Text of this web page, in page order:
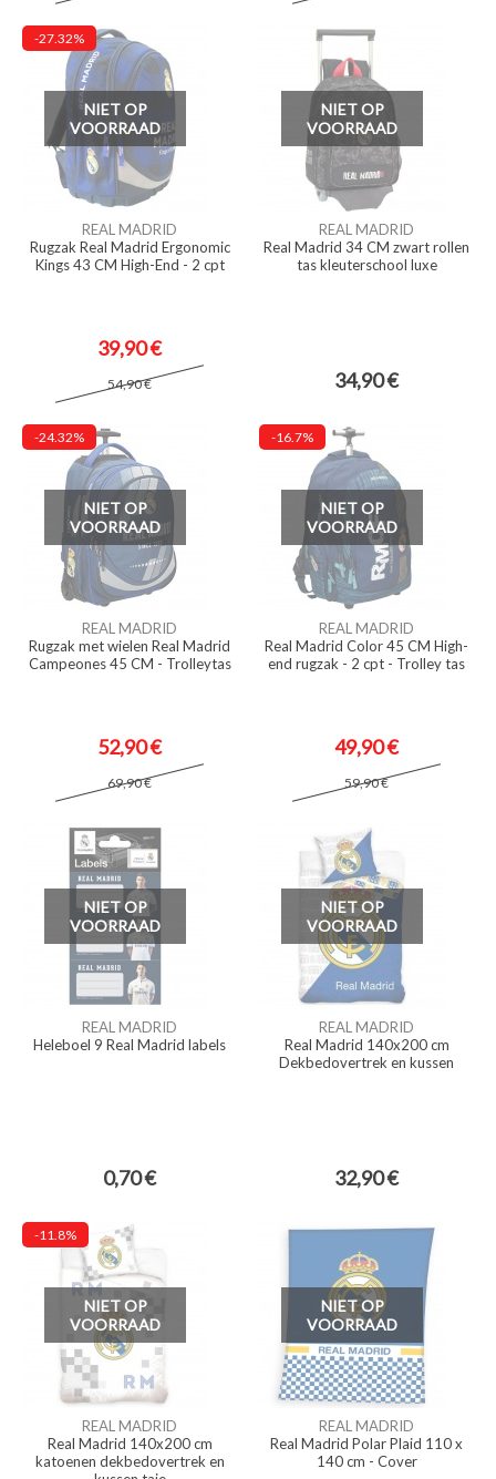
-27.32%
NIET OP
VOORRAAD
REAL MADRID
Rugzak Real Madrid Ergonomic
Kings 43 CM High-End - 2 cpt
39,90 €
54,90 €
NIET OP
VOORRAAD
REAL MADRID
Real Madrid 34 CM zwart rollen
tas kleuterschool luxe
34,90 €
-24.32%
NIET OP
VOORRAAD
REAL MADRID
Rugzak met wielen Real Madrid
Campeones 45 CM - Trolleytas
52,90 €
69,90 €
-16.7%
NIET OP
VOORRAAD
REAL MADRID
Real Madrid Color 45 CM High-
end rugzak - 2 cpt - Trolley tas
49,90 €
59,90 €
NIET OP
VOORRAAD
REAL MADRID
Heleboel 9 Real Madrid labels
0,70 €
NIET OP
VOORRAAD
REAL MADRID
Real Madrid 140x200 cm
Dekbedovertrek en kussen
32,90 €
-11.8%
NIET OP
VOORRAAD
REAL MADRID
Real Madrid 140x200 cm
katoenen dekbedovertrek en
NIET OP
VOORRAAD
REAL MADRID
Real Madrid Polar Plaid 110 x
140 cm - Cover